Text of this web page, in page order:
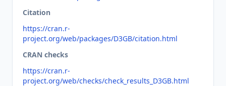
Citation
https://cran.r-
project.org/web/packages/D3GB/citation.html
CRAN checks
https://cran.r-
project.org/web/checks/check_results_D3GB.html